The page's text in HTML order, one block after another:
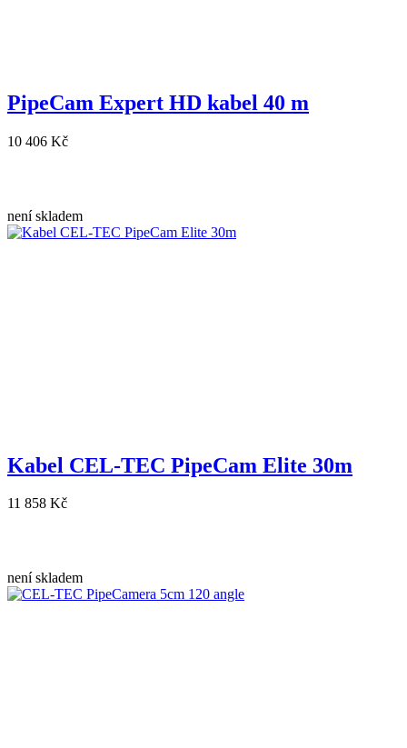
PipeCam Expert HD kabel 40 m
10 406 Kč
není skladem
Kabel CEL-TEC PipeCam Elite 30m
11 858 Kč
není skladem